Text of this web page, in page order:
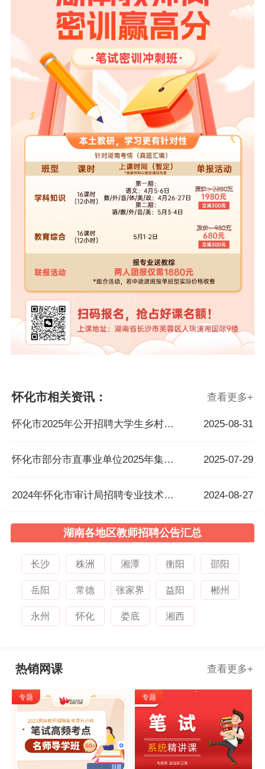
怀化市相关资讯： 查看更多+
怀化市2025年公开招聘大学生乡村医生公告 2025-08-31
怀化市部分市直事业单位2025年集中公开招聘、公开选调工作人员公告 2025-07-29
2024年怀化市审计局招聘专业技术人员5人 2024-08-27
湖南各地区教师招聘公告汇总
长沙 株洲 湘潭 衡阳 邵阳
岳阳 常德 张家界 益阳 郴州
永州 怀化 娄底 湘西
热销网课 查看更多+
专题 专题